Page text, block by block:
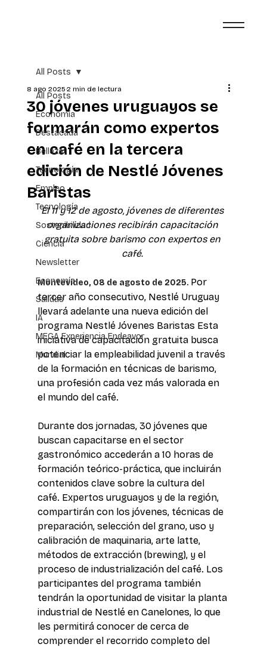
All Posts
Economía
Destacada
Belleza
Tecnología
Empleo
Tecnología
Sostenibilidad
Ciencia
Newsletter
Economía
Salidas
IA
MEGA Experiencia Endeavor
Mundial
All Posts
30 jóvenes uruguayos se
formarán como expertos
en café en la tercera
edición de Nestlé Jóvenes
Baristas
8 ago 20252 min de lectura
El 11 y 12 de agosto, jóvenes de diferentes
organizaciones recibirán capacitación
gratuita sobre barismo con expertos en
café.
Montevideo, 08 de agosto de 2025. Por
tercer año consecutivo, Nestlé Uruguay
llevará adelante una nueva edición del
programa Nestlé Jóvenes Baristas Esta
iniciativa de capacitación gratuita busca
potenciar la empleabilidad juvenil a través
de la formación en técnicas de barismo,
una profesión cada vez más valorada en
el mundo del café.
Durante dos jornadas, 30 jóvenes que
buscan capacitarse en el sector
gastronómico accederán a 10 horas de
formación teórico-práctica, que incluirán
contenidos clave sobre la cultura del
café. Expertos uruguayos y de la región,
compartirán con los jóvenes, técnicas de
preparación, selección del grano, uso y
calibración de maquinaria, arte latte,
métodos de extracción (brewing), y el
proceso de industrialización del café. Los
participantes del programa también
tendrán la oportunidad de visitar la planta
industrial de Nestlé en Canelones, lo que
les permitirá conocer de cerca de
comprender el recorrido completo del